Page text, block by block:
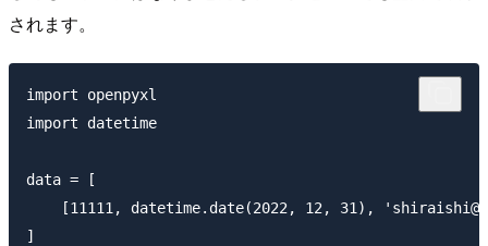
されます。
import openpyxl
import datetime
data = [
[11111, datetime.date(2022, 12, 31),
]